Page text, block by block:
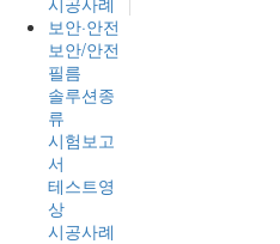
보안·안전
보안/안전
필름
솔루션종
류
시험보고
서
테스트영
상
시공사례